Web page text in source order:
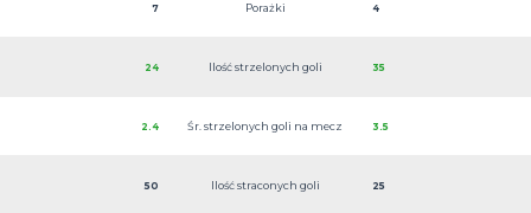
7 Porażki 4
24 Ilość strzelonych goli 35
2.4 Śr. strzelonych goli na mecz 3.5
50 Ilość straconych goli 25